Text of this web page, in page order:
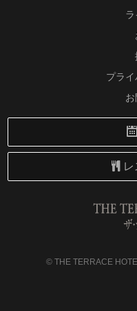
プラ
© THE TERRACE